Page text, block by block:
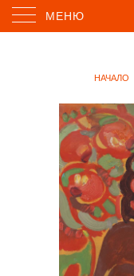
МЕНЮ
НАЧАЛО